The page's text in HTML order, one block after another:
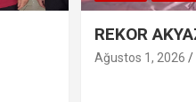
REKOR
Ağustos 1, 2026